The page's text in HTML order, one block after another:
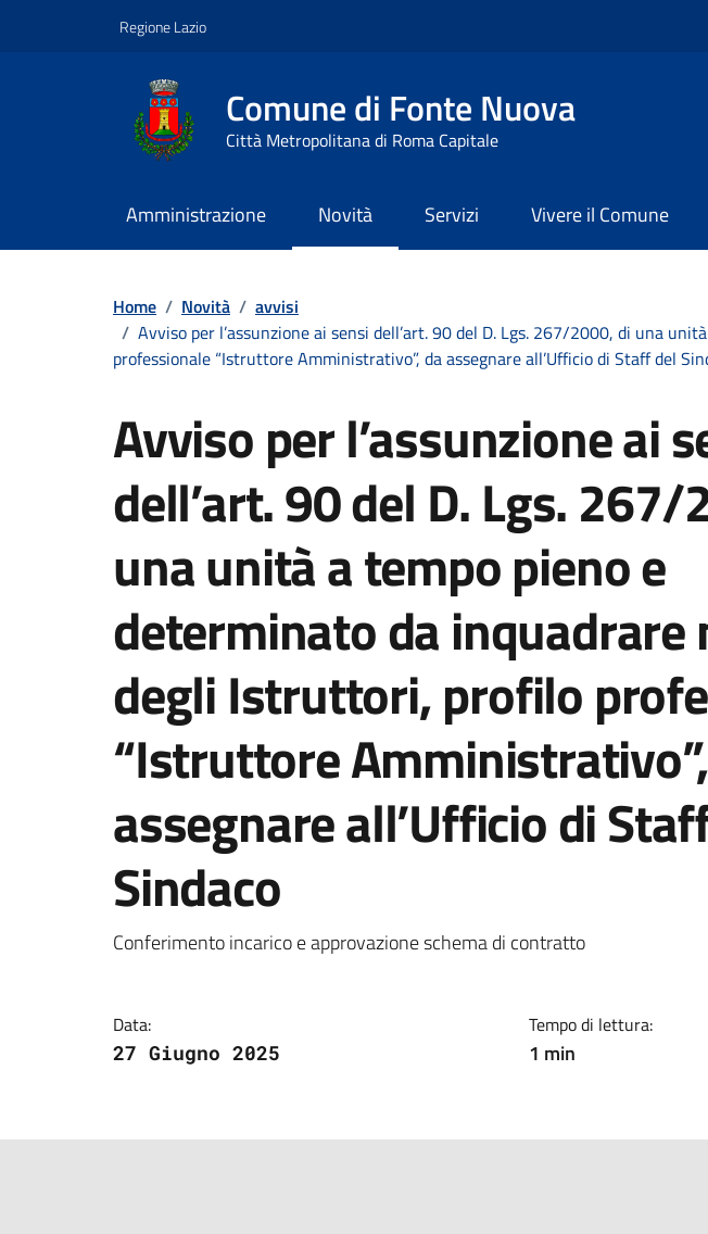
Regione Lazio
Comune di Fonte Nuova
Città Metropolitana di Roma Capitale
Amministrazione Novità Servizi Vivere il Comune
Home / Novità / avvisi
/ Avviso per l’assunzione ai sensi dell’art. 90 del D. Lgs. 267/2000, di una
professionale “Istruttore Amministrativo”, da assegnare all’Ufficio di Staff del
Avviso per l’assunzione ai
dell’art. 90 del D. Lgs.
una unità a tempo pieno e
determinato da inquadrare
degli Istruttori, profilo
“Istruttore
assegnare all’Ufficio di
Sindaco
Dettagli della notizia
Conferimento incarico e approvazione schema di contratto
Data:
27 Giugno 2025
Tempo di lettura:
1 min